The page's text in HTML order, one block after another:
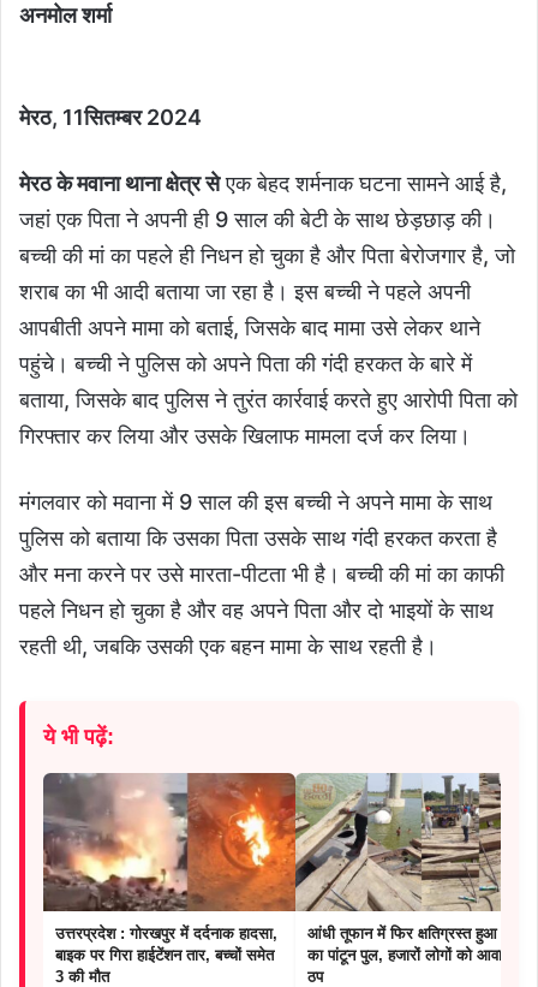
अनमोल शर्मा
मेरठ, 11सितम्बर 2024
मेरठ के मवाना थाना क्षेत्र सेएक बेहद शर्मनाक घटना सामने आई है,
जहां एक पिता ने अपनी ही 9 साल की बेटी के साथ छेड़छाड़ की।
बच्ची की मां का पहले ही निधन हो चुका है और पिता बेरोजगार है, जो
शराब का भी आदी बताया जा रहा है। इस बच्ची ने पहले अपनी
आपबीती अपने मामा को बताई, जिसके बाद मामा उसे लेकर थाने
पहुंचे। बच्ची ने पुलिस को अपने पिता की गंदी हरकत के बारे में
बताया, जिसके बाद पुलिस ने तुरंत कार्रवाई करते हुए आरोपी पिता को
गिरफ्तार कर लिया और उसके खिलाफ मामला दर्ज कर लिया।
मंगलवार को मवाना में 9 साल की इस बच्ची ने अपने मामा के साथ
पुलिस को बताया कि उसका पिता उसके साथ गंदी हरकत करता है
और मना करने पर उसे मारता-पीटता भी है। बच्ची की मां का काफी
पहले निधन हो चुका है और वह अपने पिता और दो भाइयों के साथ
रहती थी, जबकि उसकी एक बहन मामा के साथ रहती है।
ये भी पढ़ें:
उत्तरप्रदेश : गोरखपुर में दर्दनाक हादसा,
बाइक पर गिरा हाईटेंशन तार, बच्चों समेत
3 की मौत
आंधी तूफान में फिर क्षतिग्रस्त हुआ चंबल
का पांटून पुल, हजारों लोगों को आवागमन
ठप